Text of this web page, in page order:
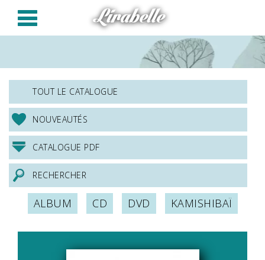
Panneau de gestion des cookies
Lirabelle
TOUT LE CATALOGUE
NOUVEAUTÉS
CATALOGUE PDF
RECHERCHER
ALBUM CD DVD KAMISHIBAÏ